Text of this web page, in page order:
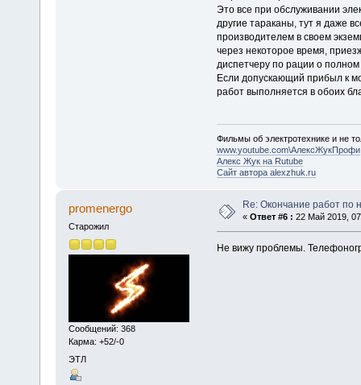
Это все при обслуживании
другие тараканы, тут я даже
производителем в своем
через некоторое время,
диспетчеру по рации о
Если допускающий прибыл к
работ выполняется в обоих
Фильмы об электротехнике и не
www.youtube.com\АлексЖукПрофи
Алекс Жук на Rutube
Сайт автора alexzhuk.ru
promenergo
Старожил
Сообщений: 368
Карма: +52/-0
ЭТЛ
Re: Окончание работ по
« Ответ #6 : 22 Май 2019,
Не вижу проблемы.